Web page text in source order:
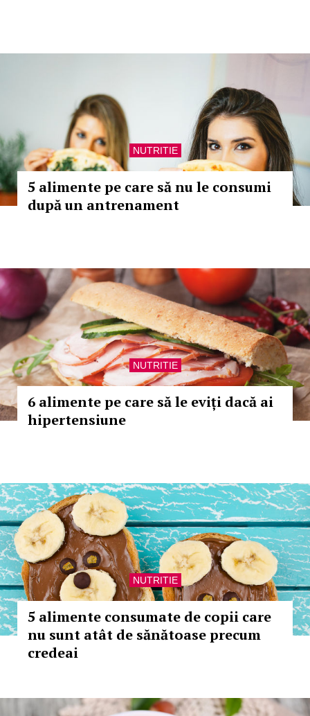
NUTRITIE
5 alimente pe care să nu le consumi
după un antrenament
NUTRITIE
6 alimente pe care să le eviți dacă ai
hipertensiune
NUTRITIE
5 alimente consumate de copii care
nu sunt atât de sănătoase precum
credeai